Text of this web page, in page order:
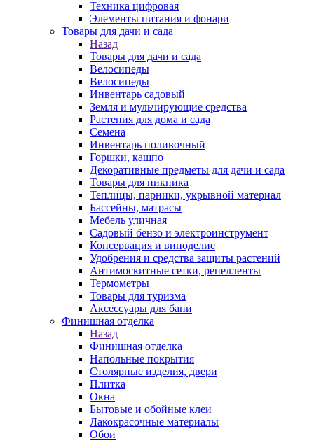
Техника цифровая
Элементы питания и фонари
Товары для дачи и сада
Назад
Товары для дачи и сада
Велосипеды
Велосипеды
Инвентарь садовый
Земля и мульчирующие средства
Растения для дома и сада
Семена
Инвентарь поливочный
Горшки, кашпо
Декоративные предметы для дачи и сада
Товары для пикника
Теплицы, парники, укрывной материал
Бассейны, матрасы
Мебель уличная
Садовый бензо и электроинструмент
Консервация и виноделие
Удобрения и средства защиты растений
Антимоскитные сетки, репелленты
Термометры
Товары для туризма
Аксессуары для бани
Финишная отделка
Назад
Финишная отделка
Напольные покрытия
Столярные изделия, двери
Плитка
Окна
Бытовые и обойные клеи
Лакокрасочные материалы
Обои